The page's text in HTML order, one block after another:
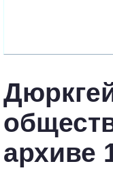
архиве